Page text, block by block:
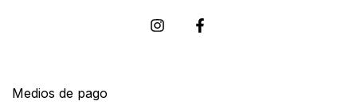
Medios de pago